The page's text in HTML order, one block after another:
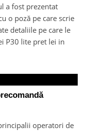
a fost prezentat
o poză pe care scrie
detaliile pe care le
P30 lite pret lei in
operatori de